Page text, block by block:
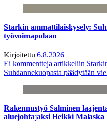
Starkin ammattilaiskysely:
työvoimapulaan
Kirjoitettu 6.8.2026
Ei kommentteja artikkeliin
Suhdannekuopasta päädytään
Rakennustyö Salminen
aluejohtajaksi Heikki Malaska